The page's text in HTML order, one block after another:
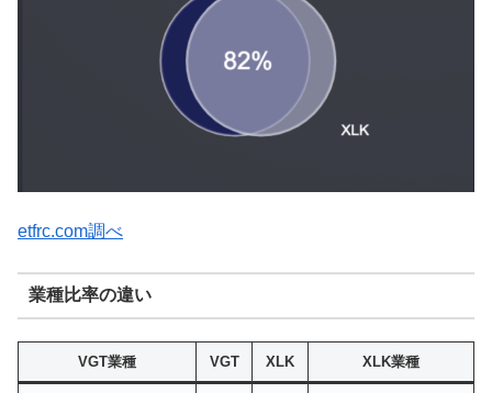
etfrc.com調べ
業種比率の違い
VGT業種 VGT XLK XLK業種